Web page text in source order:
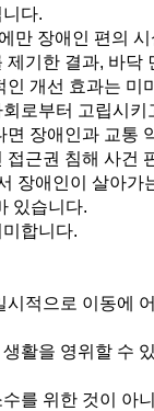
다.
장애인 편의
기한 결과, 바닥
개선 효과는 미
로부터 고립시
장애인과 교통
근권 침해 사건
장애인이 살아
있습니다.
합니다.
적으로 이동에
활을 영위할 수
를 위한 것이 아